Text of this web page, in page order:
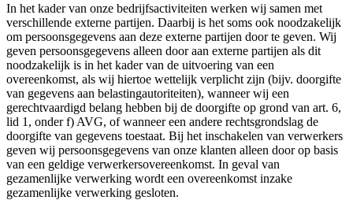
In het kader van onze bedrijfsactiviteiten werken wij samen met
verschillende externe partijen. Daarbij is het soms ook noodzakelijk
om persoonsgegevens aan deze externe partijen door te geven. Wij
geven persoonsgegevens alleen door aan externe partijen als dit
noodzakelijk is in het kader van de uitvoering van een
overeenkomst, als wij hiertoe wettelijk verplicht zijn (bijv. doorgifte
van gegevens aan belastingautoriteiten), wanneer wij een
gerechtvaardigd belang hebben bij de doorgifte op grond van art. 6,
lid 1, onder f) AVG, of wanneer een andere rechtsgrondslag de
doorgifte van gegevens toestaat. Bij het inschakelen van verwerkers
geven wij persoonsgegevens van onze klanten alleen door op basis
van een geldige verwerkersovereenkomst. In geval van
gezamenlijke verwerking wordt een overeenkomst inzake
gezamenlijke verwerking gesloten.